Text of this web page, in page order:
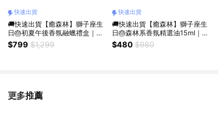
快速出貨
🚚快速出貨【癒森林】獅子座生
日🎂初夏午後香氛融蠟禮盒｜4
入+融蠟燭燈（生日禮物／質感
送禮／療癒系禮物／送禮推薦）
$799 $1,299
快速出貨
🚚快速出貨【癒森林】獅子座生
日🎂森林系香氛精選油15ml｜10
款選1（收禮人自選香氣／生日
禮物／質感送禮／療癒系禮物／
$480 $980
更多推薦
看更多